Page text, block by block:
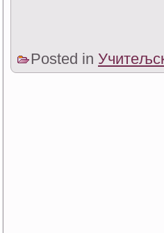
Posted in